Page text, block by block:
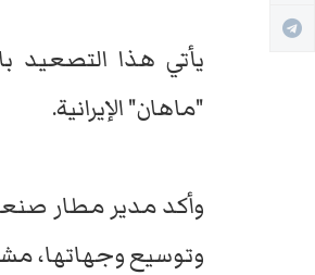
يأتي هذا التصعيد
"ماهان" الإيرانية.
وأكد مدير مطار
وتوسيع وجهاتها،